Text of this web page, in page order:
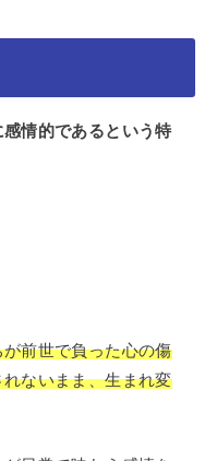
情的であるという特
前世で負った心の傷
ないまま、生まれ変